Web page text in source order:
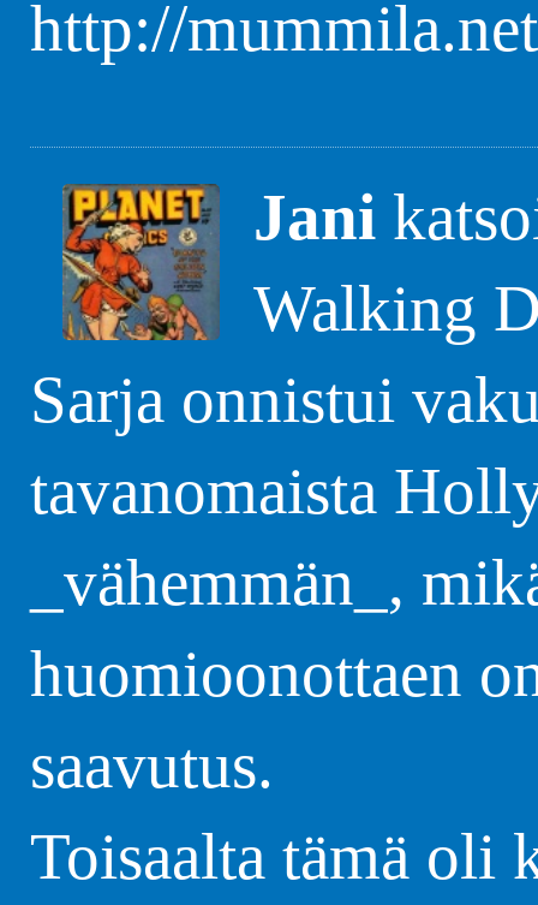
http://
Jani
Walking
Sarja onnistui
tavanomaista
_vähemmän_,
huomioonottaen
saavutus.
Toisaalta tämä oli